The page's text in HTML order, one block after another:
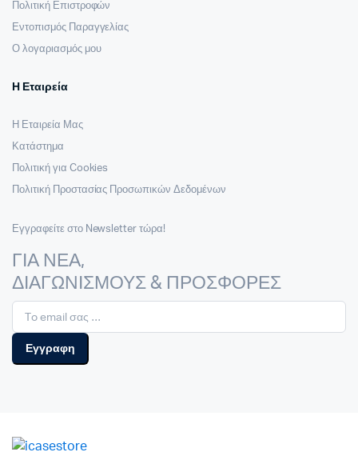
Πολιτική Επιστροφών
Εντοπισμός Παραγγελίας
Ο λογαριασμός μου
Η Εταιρεία
Η Εταιρεία Μας
Κατάστημα
Πολιτική για Cookies
Πολιτική Προστασίας Προσωπικών Δεδομένων
Εγγραφείτε στο Newsletter τώρα!
ΓΙΑ ΝΕΑ,
ΔΙΑΓΩΝΙΣΜΟΥΣ & ΠΡΟΣΦΟΡΕΣ